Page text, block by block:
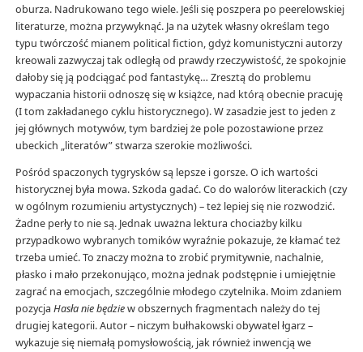
oburza. Nadrukowano tego wiele. Jeśli się poszpera po peerelowskiej
literaturze, można przywyknąć. Ja na użytek własny określam tego
typu twórczość mianem political fiction, gdyż komunistyczni autorzy
kreowali zazwyczaj tak odległą od prawdy rzeczywistość, że spokojnie
dałoby się ją podciągać pod fantastykę… Zresztą do problemu
wypaczania historii odnoszę się w książce, nad którą obecnie pracuję
(I tom zakładanego cyklu historycznego). W zasadzie jest to jeden z
jej głównych motywów, tym bardziej że pole pozostawione przez
ubeckich „literatów” stwarza szerokie możliwości.
Pośród spaczonych tygrysków są lepsze i gorsze. O ich wartości
historycznej była mowa. Szkoda gadać. Co do walorów literackich (czy
w ogólnym rozumieniu artystycznych) – też lepiej się nie rozwodzić.
Żadne perły to nie są. Jednak uważna lektura chociażby kilku
przypadkowo wybranych tomików wyraźnie pokazuje, że kłamać też
trzeba umieć. To znaczy można to zrobić prymitywnie, nachalnie,
płasko i mało przekonująco, można jednak podstępnie i umiejętnie
zagrać na emocjach, szczególnie młodego czytelnika. Moim zdaniem
pozycja Hasła nie będziew obszernych fragmentach należy do tej
drugiej kategorii. Autor – niczym bułhakowski obywatel łgarz –
wykazuje się niemałą pomysłowością, jak również inwencją we